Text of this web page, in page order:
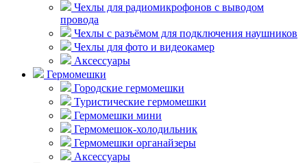
Чехлы для радиомикрофонов с выводом
провода
Чехлы с разъёмом для подключения наушников
Чехлы для фото и видеокамер
Аксессуары
Гермомешки
Городские гермомешки
Туристические гермомешки
Гермомешки мини
Гермомешок-холодильник
Гермомешки органайзеры
Аксессуары